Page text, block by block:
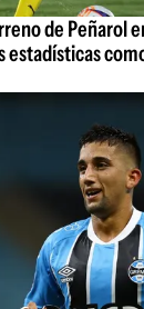
de Peñarol
estadísticas